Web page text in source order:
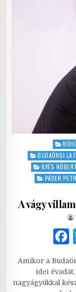
Posted
in
BUDAÖRSI
ILYÉS RÓBERT
PÁDER
A vágy
Amikor a
idei
nagyágyúkkal